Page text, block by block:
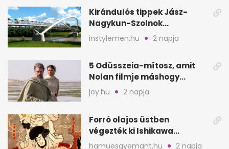
Kirándulós tippek Jász-
Nagykun-Szolnok
megyében: 6 kihagyhatatlan
hely
instylemen.hu 2 napja
5 Odüsszeia-mítosz, amit
Nolan filmje máshogy
mutat, mint Homérosz
joy.hu 2 napja
Forró olajos üstben
végezték ki Ishikawa
Goemont, Japán Robin
hamuesgyemant.hu 2 napja